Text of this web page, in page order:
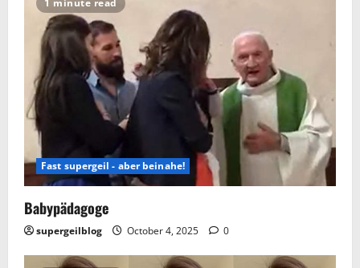
1 minute read
Fast supergeil - aber beinahe!
Babypädagoge
supergeilblog October 4, 2025 0